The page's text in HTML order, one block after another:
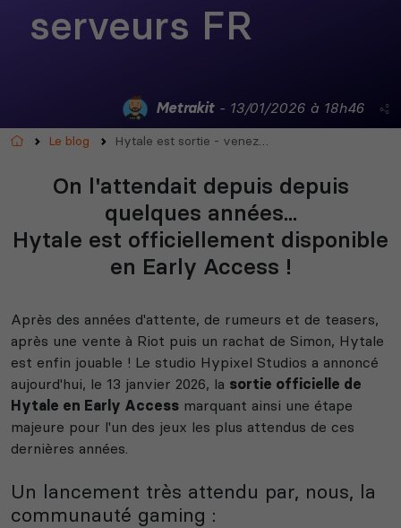
serveurs FR
Metrakit- 13/01/2026 à 18h46
AccueilLe blog Hytale est sortie - venez découvrir les meilleurs serveurs FR
On l'attendait depuis depuis
quelques années...
Hytale est officiellement disponible
en Early Access !
Après des années d'attente, de rumeurs et de teasers,
après une vente à Riot puis un rachat de Simon, Hytale
est enfin jouable ! Le studio Hypixel Studios a annoncé
aujourd'hui, le 13 janvier 2026, la sortie officielle de
Hytale en Early Access marquant ainsi une étape
majeure pour l'un des jeux les plus attendus de ces
dernières années.
Un lancement très attendu par, nous, la
communauté gaming :